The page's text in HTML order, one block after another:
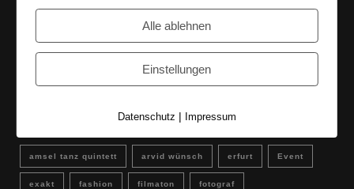
Instagram
amsel tanz quintett arvid wünsch erfurt Event
exakt fashion filmaton fotograf
Alle ablehnen
Einstellungen
Datenschutz | Impressum